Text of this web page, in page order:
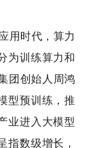
用时代，算力
为训练算力和
团创始人周鸿
型预训练，推
业进入大模型
指数级增长，